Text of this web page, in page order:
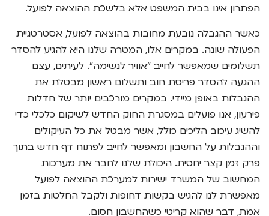
הפתרון אינו בבית המשפט אלא בלשכת ההוצאה לפועל.
כאשר ההגבלה נובעת מחובות בהוצאה לפועל, אסטרטגיית
הפעולה שונה. במקרים אלו, המטרה שלנו היא להגיע להסדר
תשלומים שמאפשר לחייב "אוויר לנשימה". לעיתים, עצם
ההגעה להסדר פריסת חוב ותשלום ראשון מבטלת את
ההגבלות באופן מיידי. במקרים מורכבים יותר של חדלות
פירעון, אנו פועלים במסגרת החוק החדש לשיקום כלכלי כדי
להשיג עיכוב הליכים כולל, אשר מבטל את כל העיקולים
וההגבלות על החשבון ומאפשר לחייב לפתוח דף חדש בתוך
פרק זמן קצר יחסית. היכולת שלנו לחבר את מערכות
המחשוב של המשרד ישירות למערכת ההוצאה לפועל
מאפשרת לנו להגיש בקשות דחופות ולקבל החלטות בזמן
אמת, דבר שהוא קריטי כשהחשבון חסום.